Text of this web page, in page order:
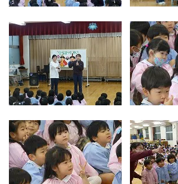
お気軽にご相談くだ
メールでお問合せ
24時間年中いつでもお気軽に 月